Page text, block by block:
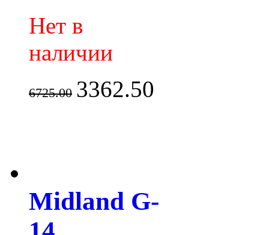
Нет в
наличии
6725.00 3362.50
Midland G-